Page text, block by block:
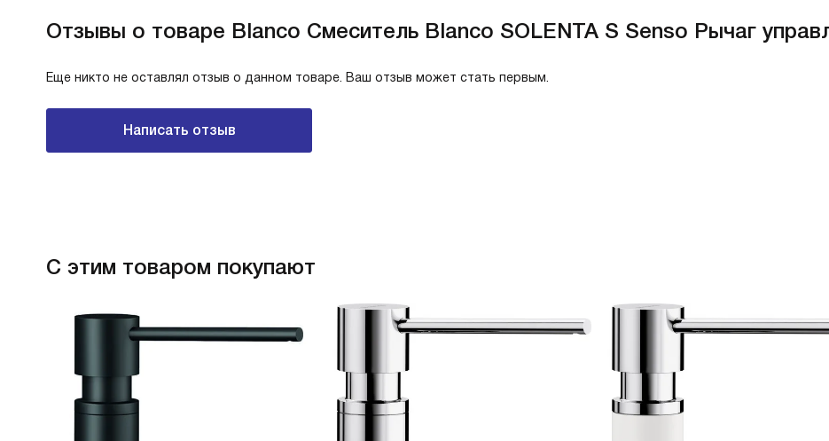
Отзывы о товаре Blanco Смеситель Blanco SOLENTA S Senso Рычаг
Еще никто не оставлял отзыв о данном товаре. Ваш отзыв может стать первым.
Написать отзыв
С этим товаром покупают